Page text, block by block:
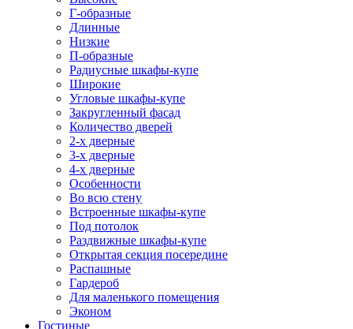
Г-образные
Длинные
Низкие
П-образные
Радиусные шкафы-купе
Широкие
Угловые шкафы-купе
Закругленный фасад
Количество дверей
2-х дверные
3-х дверные
4-х дверные
Особенности
Во всю стену
Встроенные шкафы-купе
Под потолок
Раздвижные шкафы-купе
Открытая секция посередине
Распашные
Гардероб
Для маленького помещения
Эконом
Гостиные